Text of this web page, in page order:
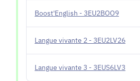
Boost'English - 3EU2BOO9
Langue vivante 2 - 3EU2LV26
Langue vivante 3 - 3EUS6LV3